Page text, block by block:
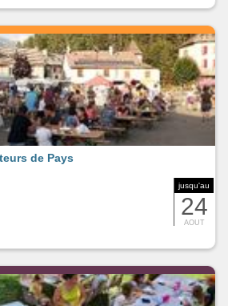
jusqu'au
24
AOUT
de Pays